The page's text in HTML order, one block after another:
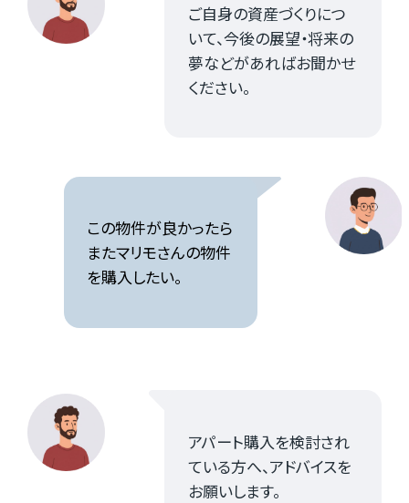
ご自身の資産づくりにつ
いて、今後の展望・将来の
夢などがあればお聞かせ
ください。
この物件が良かったら
またマリモさんの物件
を購入したい。
アパート購入を検討され
ている方へ、アドバイスを
お願いします。